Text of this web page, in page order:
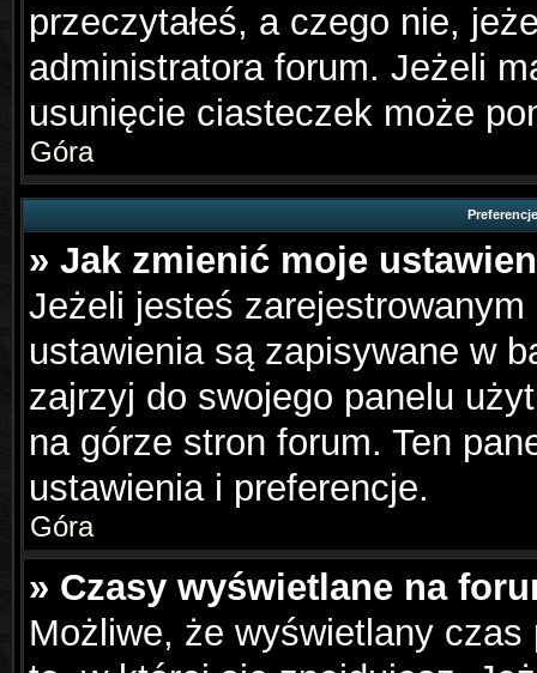
przeczytałeś, a czego nie,
administratora forum. Jeżeli
usunięcie ciasteczek może
Góra
» Jak zmienić moje
Jeżeli jesteś
ustawienia są zapisywane w
zajrzyj do swojego panelu
na górze stron forum. Ten
ustawienia i preferencje.
Góra
» Czasy wyświetlane na
Możliwe, że wyświetlany